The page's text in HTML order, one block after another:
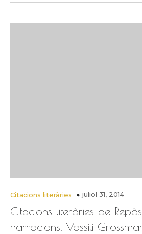
Citacions literàries juliol 31, 2014
Citacions literàries de
narracions, Vassili